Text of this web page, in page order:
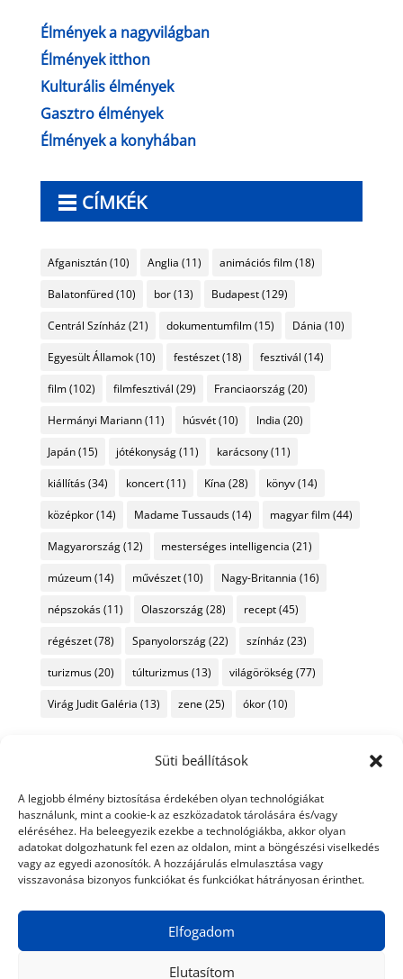
Süti beállítások
A legjobb élmény biztosítása érdekében olyan technológiákat
használunk, mint a cookie-k az eszközadatok tárolására és/vagy
eléréséhez. Ha beleegyezik ezekbe a technológiákba, akkor olyan
adatokat dolgozhatunk fel ezen az oldalon, mint a böngészési viselkedés
vagy az egyedi azonosítók. A hozzájárulás elmulasztása vagy
visszavonása bizonyos funkciókat és funkciókat hátrányosan érinthet.
Elfogadom
Elutasítom
Élmények a nagyvilágban
Élmények itthon
Kulturális élmények
Gasztro élmények
Élmények a konyhában
CÍMKÉK
Afganisztán(10) Anglia (11) animációs film(18)
Balatonfüred(10) bor(13) Budapest(129)
Centrál Színház(21) dokumentumfilm(15) Dánia (10)
Egyesült Államok(10) festészet(18) fesztivál (14)
film(102) filmfesztivál (29) Franciaország(20)
Hermányi Mariann(11) húsvét(10) India (20)
Japán(15) jótékonyság(11) karácsony(11)
kiállítás(34) koncert(11) Kína (28) könyv(14)
középkor(14) Madame Tussauds(14) magyar film(44)
Magyarország(12) mesterséges intelligencia (21)
múzeum(14) művészet(10) Nagy-Britannia (16)
népszokás(11) Olaszország(28) recept(45)
régészet(78) Spanyolország(22) színház(23)
turizmus(20) túlturizmus(13) világörökség(77)
Virág Judit Galéria (13) zene (25) ókor(10)